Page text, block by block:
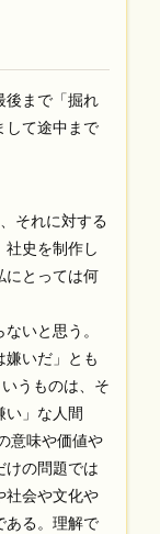
後まで「掘れ
して途中まで
それに対する
社史を制作し
にとっては何
いと思う。
嫌いだ」とも
うものは、そ
い」な人間
意味や価値や
けの問題では
社会や文化や
ある。理解で